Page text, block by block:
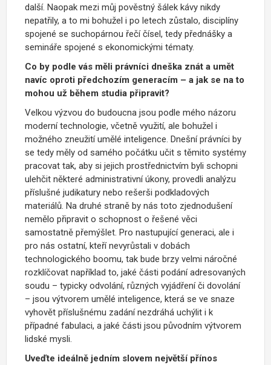
další. Naopak mezi můj pověstný šálek kávy nikdy
nepatřily, a to mi bohužel i po letech zůstalo, disciplíny
spojené se suchopárnou řečí čísel, tedy přednášky a
semináře spojené s ekonomickými tématy.
Co by podle vás měli právníci dneška znát a umět
navíc oproti předchozím generacím – a jak se na to
mohou už během studia připravit?
Velkou výzvou do budoucna jsou podle mého názoru
moderní technologie, včetně využití, ale bohužel i
možného zneužití umělé inteligence. Dnešní právníci by
se tedy měly od samého počátku učit s těmito systémy
pracovat tak, aby si jejich prostřednictvím byli schopni
ulehčit některé administrativní úkony, provedli analýzu
příslušné judikatury nebo rešerši podkladových
materiálů. Na druhé straně by nás toto zjednodušení
nemělo připravit o schopnost o řešené věci
samostatně přemýšlet. Pro nastupující generaci, ale i
pro nás ostatní, kteří nevyrůstali v dobách
technologického boomu, tak bude brzy velmi náročné
rozklíčovat například to, jaké části podání adresovaných
soudu – typicky odvolání, různých vyjádření či dovolání
– jsou výtvorem umělé inteligence, která se ve snaze
vyhovět příslušnému zadání nezdráhá uchýlit i k
případné fabulaci, a jaké části jsou původním výtvorem
lidské mysli.
Uveďte ideálně jedním slovem největší přínos